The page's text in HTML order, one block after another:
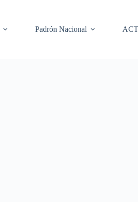
Padrón Nacional